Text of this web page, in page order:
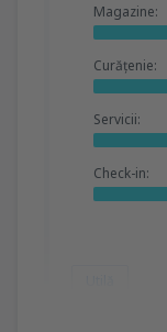
Magazine:
Curățenie:
Servicii:
Check-in: